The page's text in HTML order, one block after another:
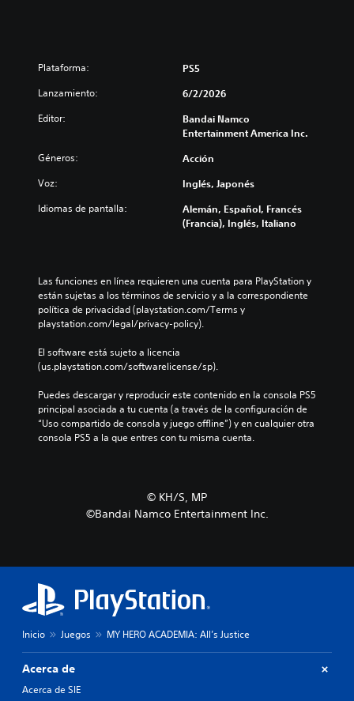
Plataforma: PS5
Lanzamiento: 6/2/2026
Editor:
Bandai Namco
Entertainment America Inc.
Géneros: Acción
Voz: Inglés, Japonés
Idiomas de pantalla:
Alemán, Español, Francés
(Francia), Inglés, Italiano
Las funciones en línea requieren una cuenta para PlayStation y
están sujetas a los términos de servicio y a la correspondiente
política de privacidad (playstation.com/Terms y
playstation.com/legal/privacy-policy).
El software está sujeto a licencia
(us.playstation.com/softwarelicense/sp).
Puedes descargar y reproducir este contenido en la consola PS5
principal asociada a tu cuenta (a través de la configuración de
“Uso compartido de consola y juego offline”) y en cualquier otra
consola PS5 a la que entres con tu misma cuenta.
©︎ KH/S, MP
©Bandai Namco Entertainment Inc.
Inicio Juegos MY HERO ACADEMIA: All’s Justice
Acerca de
Acerca de SIE